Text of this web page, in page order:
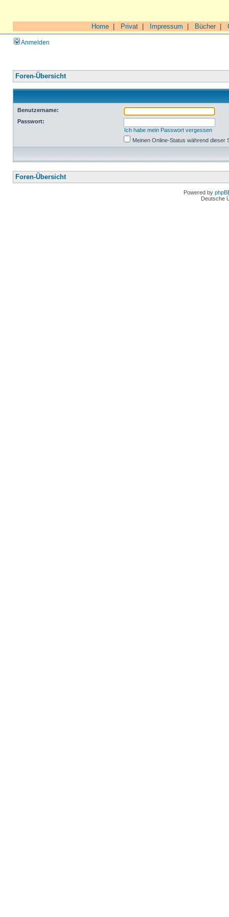
Home Privat Impressum Bücher|
Anmelden
Foren-Übersicht
Benutzername:
Passwort:
Ich habe mein Passwort vergessen
Meinen Online-Status während dieser
Foren-Übersicht
Powered by
Deutsche